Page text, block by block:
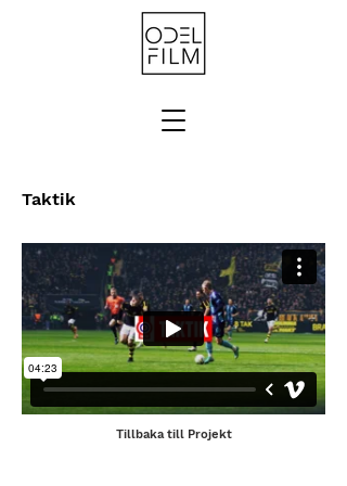
Taktik
Tillbaka till Projekt